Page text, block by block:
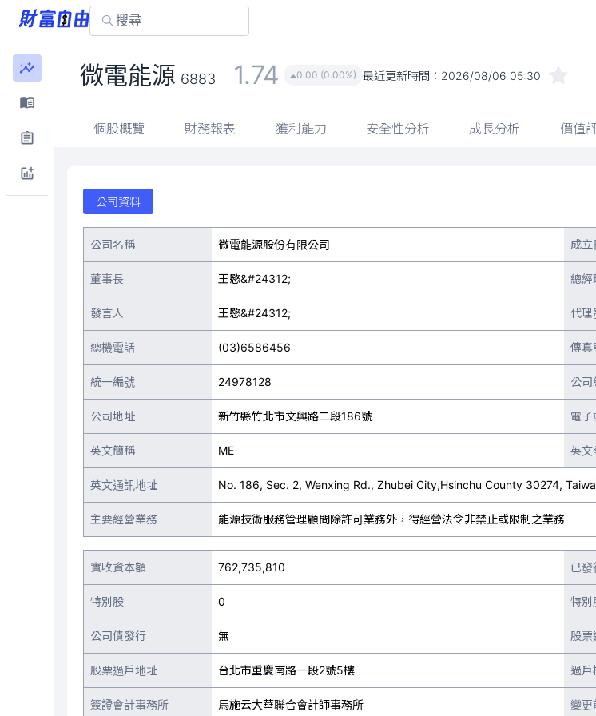
微電能源 6883 1.74 0.00 (0.00%) 最近更新時間： 2026/08/06 05:30
個股概覽 財務報表 獲利能力 安全性分析 成長分析 價值
公司資料
公司名稱 微電能源股份有限公司 成立
董事長 王愍&#24312; 總經
發言人 王愍&#24312; 代理
總機電話 (03)6586456 傳真
統一編號 24978128 公司
公司地址 新竹縣竹北市文興路二段186號 電子
英文簡稱 ME 英文
英文通訊地址 No. 186, Sec. 2, Wenxing Rd., Zhubei City,Hsinchu County 30274,
主要經營業務 能源技術服務管理顧問除許可業務外，得經營法令非禁止或限制之業務
實收資本額 762,735,810 已發
特別股 0 特別
公司債發行 無 股票
股票過戶地址 台北市重慶南路一段2號5樓 過戶
簽證會計事務所 馬施云大華聯合會計師事務所 變更